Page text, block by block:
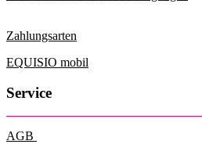
Zahlungsarten
EQUISIO mobil
Service
AGB